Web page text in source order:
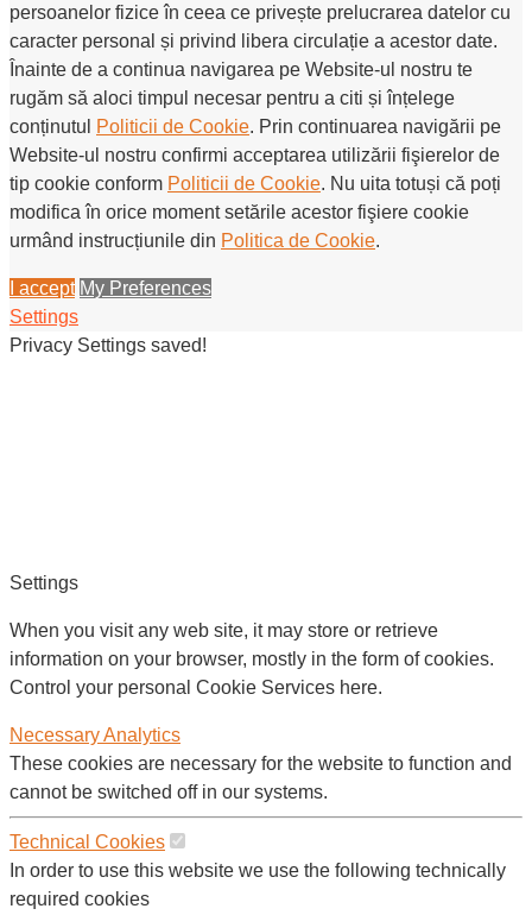
persoanelor fizice în ceea ce privește prelucrarea datelor cu
caracter personal și privind libera circulație a acestor date.
Înainte de a continua navigarea pe Website-ul nostru te
rugăm să aloci timpul necesar pentru a citi și înțelege
conținutul
Politicii de Cookie. Prin continuarea navigării pe
Website-ul nostru confirmi acceptarea utilizării fişierelor de
tip cookie conform Politicii de Cookie. Nu uita totuși că poți
modifica în orice moment setările acestor fişiere cookie
urmând instrucțiunile din Politica de Cookie.
I accept My Preferences
Settings
Privacy Settings saved!
Settings
When you visit any web site, it may store or retrieve
information on your browser, mostly in the form of cookies.
Control your personal Cookie Services here.
NecessaryAnalytics
These cookies are necessary for the website to function and
cannot be switched off in our systems.
Technical Cookies
In order to use this website we use the following technically
required cookies